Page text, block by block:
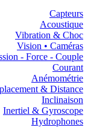
Capteurs
Acoustique
Vibration & Choc
Vision • Caméras
- Force - Couple
Courant
Anémométrie
& Distance
Inclinaison
Inertiel & Gyroscope
Hydrophones